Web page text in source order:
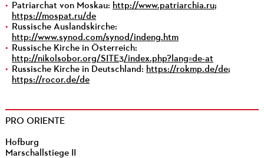
Patriarchat von Moskau: http://www.patriarchia.ru;
https://mospat.ru/de
Russische Auslandskirche:
http://www.synod.com/synod/indeng.htm
Russische Kirche in Österreich:
http://nikolsobor.org/SITE3/index.php?lang=de-at
Russische Kirche in Deutschland: https://rokmp.de/de;
https://rocor.de/de
PRO ORIENTE
Hofburg
Marschallstiege II